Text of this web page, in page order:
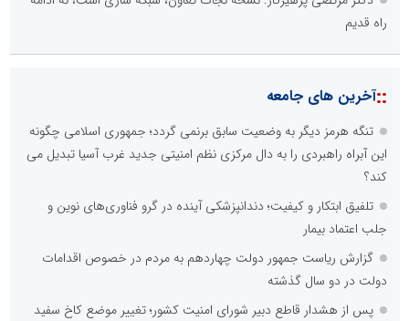
راه قدیم
::آخرین های جامعه
تنگه هرمز دیگر به وضعیت سابق برنمی گردد؛ جمهوری اسلامی چگونه
این آبراه راهبردی را به دال مرکزی نظم امنیتی جدید غرب آسیا تبدیل می
کند؟
تلفیق ابتکار و کیفیت؛ دندانپزشکی آینده در گرو فناوری‌های نوین و
جلب اعتماد بیمار
گزارش ریاست جمهور دولت چهاردهم به مردم در خصوص اقدامات
دولت در دو سال گذشته
پس از هشدار قاطع دبیر شورای امنیت کشور؛ تغییر موضع کاخ سفید